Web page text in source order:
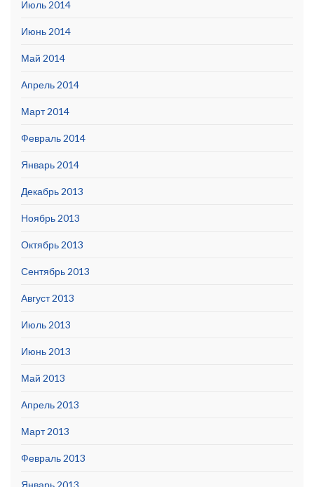
Июль 2014
Июнь 2014
Май 2014
Апрель 2014
Март 2014
Февраль 2014
Январь 2014
Декабрь 2013
Ноябрь 2013
Октябрь 2013
Сентябрь 2013
Август 2013
Июль 2013
Июнь 2013
Май 2013
Апрель 2013
Март 2013
Февраль 2013
Январь 2013